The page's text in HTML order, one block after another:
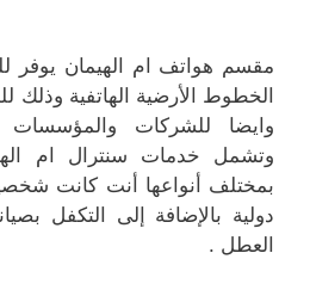
مقسم هواتف ام الهيمان يوفر
الخطوط الأرضية الهاتفية وذلك
وايضا للشركات والمؤسسات
وتشمل خدمات سنترال ام
بمختلف أنواعها أنت كانت
دولية بالإضافة إلى التكفل
العطل .